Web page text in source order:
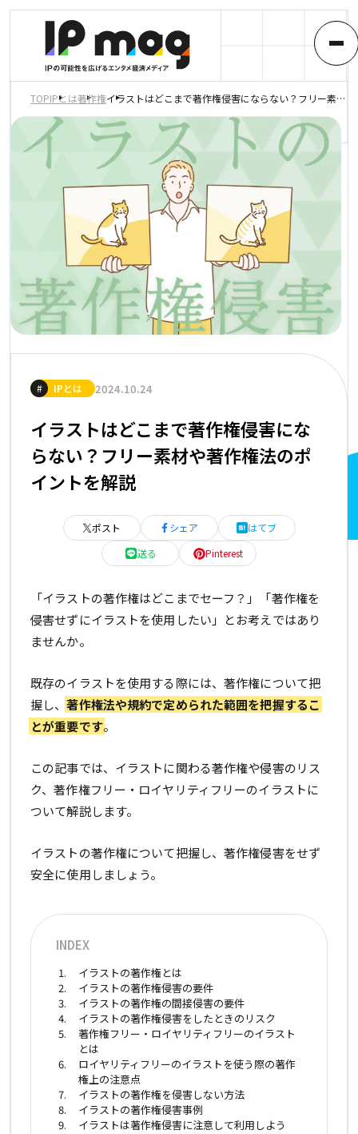
TOPIPとは著作権 イラストはどこまで著作権侵害にならない？フリー素材や著作権法のポイントを解説
# IPとは 2024.10.24
イラストはどこまで著作権侵害にな
らない？フリー素材や著作権法のポ
イントを解説
ポスト シェア
はてブ
送る
Pinterest
「イラストの著作権はどこまでセーフ？」「著作権を
侵害せずにイラストを使用したい」とお考えではあり
ませんか。
既存のイラストを使用する際には、著作権について把
握し、著作権法や規約で定められた範囲を把握するこ
とが重要です。
この記事では、イラストに関わる著作権や侵害のリス
ク、著作権フリー・ロイヤリティフリーのイラストに
ついて解説します。
イラストの著作権について把握し、著作権侵害をせず
安全に使用しましょう。
INDEX
イラストの著作権とは
イラストの著作権侵害の要件
イラストの著作権の間接侵害の要件
イラストの著作権侵害をしたときのリスク
著作権フリー・ロイヤリティフリーのイラスト
とは
ロイヤリティフリーのイラストを使う際の著作
権上の注意点
イラストの著作権を侵害しない方法
イラストの著作権侵害事例
イラストは著作権侵害に注意して利用しよう